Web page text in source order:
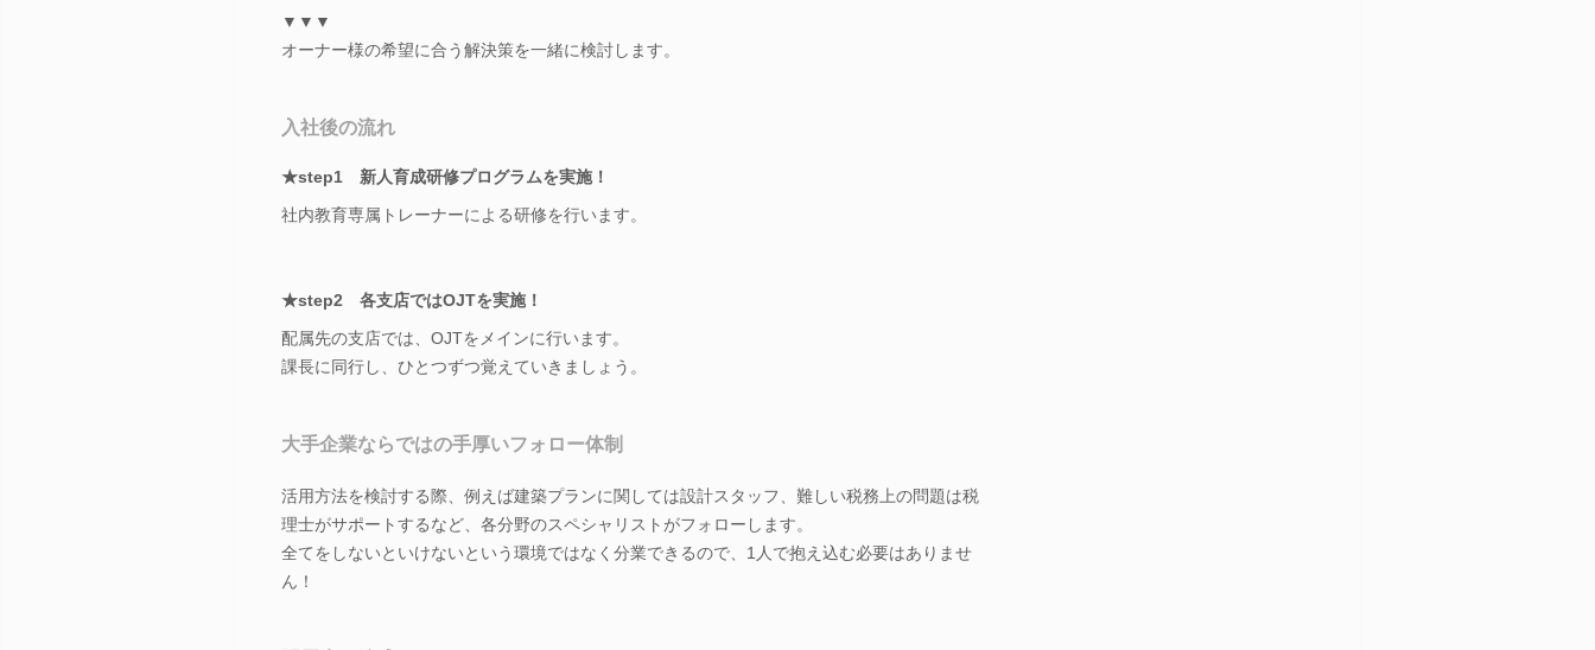
▼▼▼
オーナー様の希望に合う解決策を一緒に検討します。
入社後の流れ
★step1 新人育成研修プログラムを実施！
社内教育専属トレーナーによる研修を行います。
★step2 各支店ではOJTを実施！
配属先の支店では、OJTをメインに行います。
課長に同行し、ひとつずつ覚えていきましょう。
大手企業ならではの手厚いフォロー体制
活用方法を検討する際、例えば建築プランに関しては設計スタッフ、難しい税務上の問題は税
理士がサポートするなど、各分野のスペシャリストがフォローします。
全てをしないといけないという環境ではなく分業できるので、1人で抱え込む必要はありませ
ん！